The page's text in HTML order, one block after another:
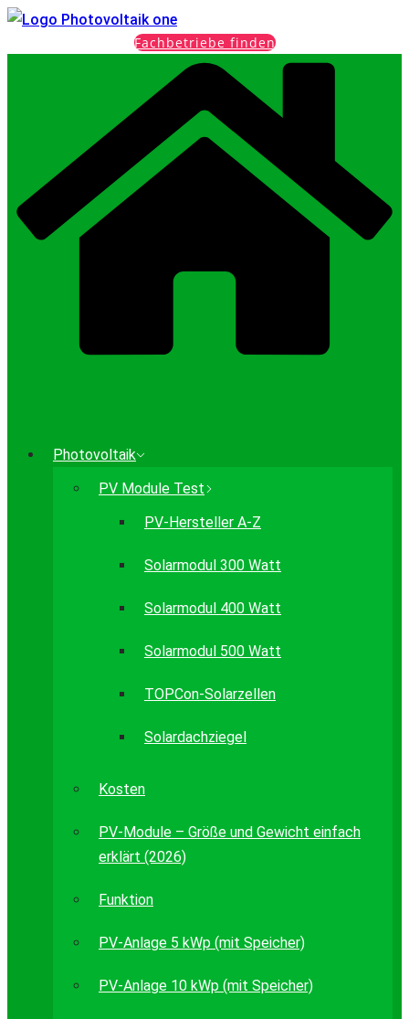
Fachbetriebe finden
Photovoltaik
PV Module Test
PV-Hersteller A-Z
Solarmodul 300 Watt
Solarmodul 400 Watt
Solarmodul 500 Watt
TOPCon-Solarzellen
Solardachziegel
Kosten
PV-Module – Größe und Gewicht einfach
erklärt (2026)
Funktion
PV-Anlage 5 kWp (mit Speicher)
PV-Anlage 10 kWp (mit Speicher)